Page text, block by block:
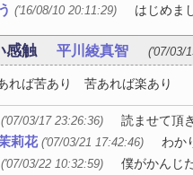
('16/08/10 20:11:29) はじめま
感触 平川綾真智 ('07/03/
ば苦あり 苦あれば楽あり
('07/03/17 23:26:36) 読ませて頂
莉花 ('07/03/21 17:42:46) わか
('07/03/22 10:32:59) 僕がかんじ